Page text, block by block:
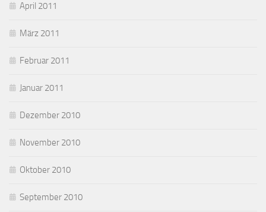
April 2011
März 2011
Februar 2011
Januar 2011
Dezember 2010
November 2010
Oktober 2010
September 2010